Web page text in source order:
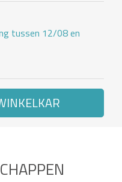
tussen 12/08 en